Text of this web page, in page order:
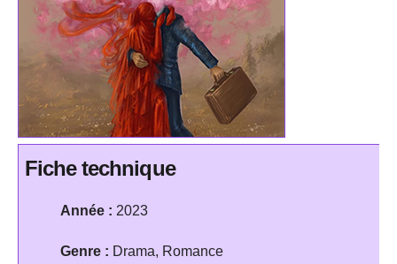
Fiche technique
Année : 2023
Genre : Drama, Romance